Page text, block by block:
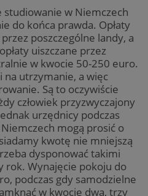
studiowanie w Niemczech
do końca prawda. Opłaty
poszczególne landy, a
uiszczane przez
w kwocie 50-250 euro.
na utrzymanie, a więc
Są to oczywiście
człowiek przyzwyczajony
urzędnicy podczas
mogą prosić o
kwotę nie mniejszą
dysponować takimi
rok. Wynajęcie pokoju do
podczas gdy samodzielne
w kwocie dwa, trzy